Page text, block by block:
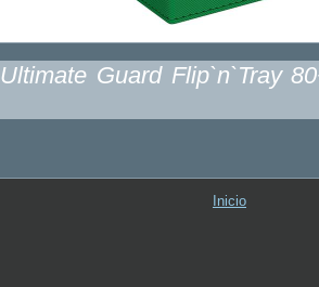
Ultimate Guard Flip`n`Tray
Inicio